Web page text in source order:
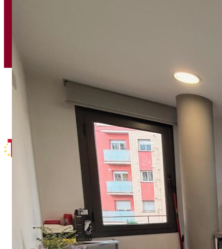
Política de privacidad
Aviso legal
Política de cookies
Diseño web & marketing digital con
por Mediafels